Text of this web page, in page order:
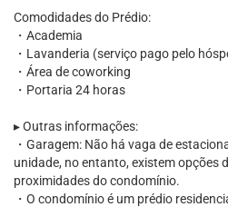
Comodidades do Prédio:
・Academia
・Lavanderia (serviço pago pelo
・Área de coworking
・Portaria 24 horas
▸ Outras informações:
・Garagem: Não há vaga de
unidade, no entanto, existem opções
proximidades do condomínio.
・O condomínio é um prédio